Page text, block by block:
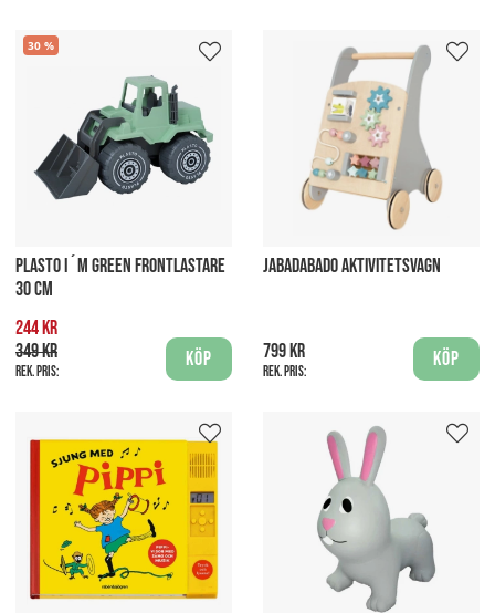
30
PLASTO I´M GREEN FRONTLASTARE
30 CM
244 kr
349 kr
Rek. pris:
Köp
JABADABADO AKTIVITETSVAGN
799 kr
Rek. pris:
Köp